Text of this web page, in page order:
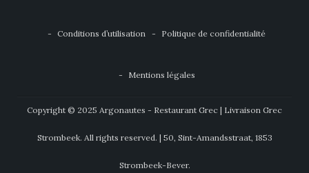
Conditions d’utilisation Politique de confidentialité
Mentions légales
Copyright © 2025 Argonautes - Restaurant Grec | Livraison Grec
Strombeek. All rights reserved. | 50, Sint-Amandsstraat, 1853
Strombeek-Bever.